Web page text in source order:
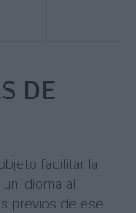
DE
facilitar la
idioma al
previos de ese